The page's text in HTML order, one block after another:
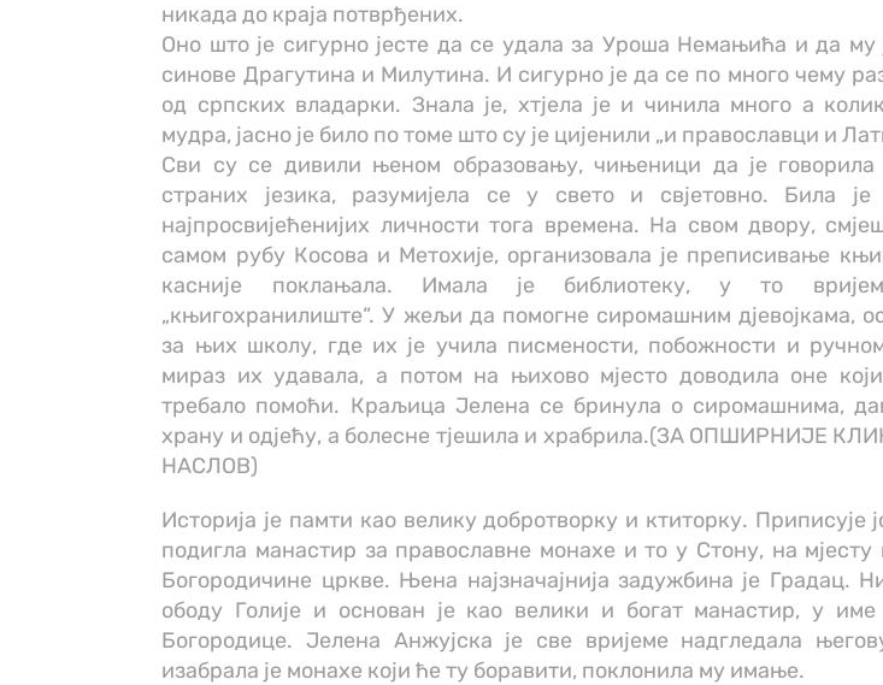
никада до краја потврђених.
Оно што је сигурно јесте да се удала за Уроша Немањића и да му
синове Драгутина и Милутина. И сигурно је да се по много чему
од српских владарки. Знала је, хтјела је и чинила много а
мудра, јасно је било по томе што су је цијенили „и православци и
Сви су се дивили њеном образовању, чињеници да је говорила
страних језика, разумијела се у свето и свjетовно. Била је
најпросвијећенијих личности тога времена. На свом двору,
самом рубу Косова и Метохије, организовала је преписивање
касније поклањала. Имала је библиотеку, у то
„књигохранилиште“. У жељи да помогне сиромашним дјевојкама,
за њих школу, где их је учила писмености, побожности и
мираз их удавала, а потом на њихово мјесто доводила оне
требало помоћи. Краљица Јелена се бринула о сиромашнима,
храну и одјећу, а болесне тјешила и храбрила.(ЗА ОПШИРНИЈЕ
НАСЛОВ)
Историја је памти као велику добротворку и ктиторку. Приписује
подигла манастир за православне монахе и то у Стону, на
Богородичине цркве. Њена најзначајнија задужбина је Градац.
ободу Голије и основан је као велики и богат манастир, у име
Богородице. Јелена Анжујска је све вријеме надгледала
изабрала је монахе који ће ту боравити, поклонила му имање.